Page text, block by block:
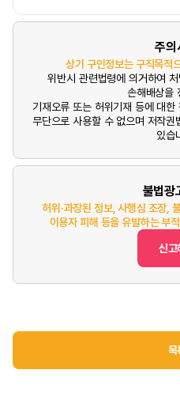
주의
상기 구인정보는 구직목적
위반시 관련법령에 의거하여
손해배상을
기재오류 또는 허위기재 등에 대
무단으로 사용할 수 없으며 저작
있습
불법광
허위·과장된 정보, 사행심 조장,
이용자 피해 등을 유발하는 부
신고
목